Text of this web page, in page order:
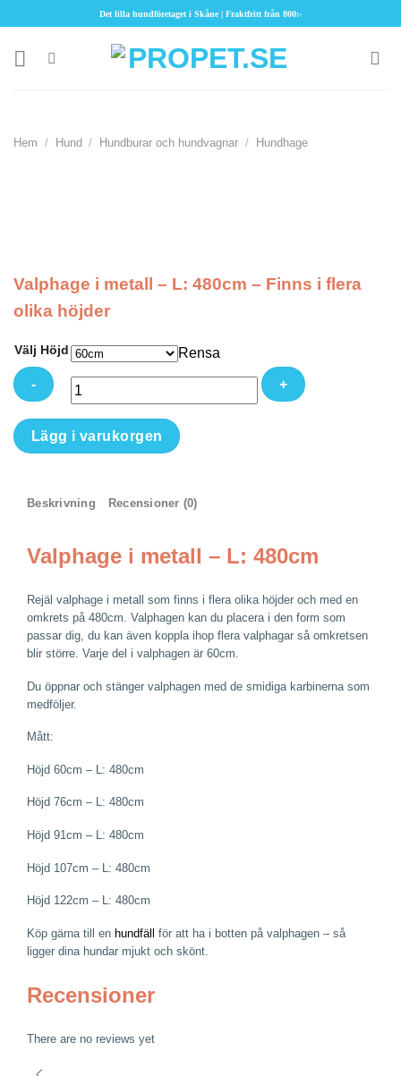
content
Det lilla hundföretaget i Skåne | Fraktfritt från 800:-
Hem / Hund / Hundburar och hundvagnar / Hundhage
Valphage i metall – L: 480cm – Finns i flera
olika höjder
Välj Höjd Rensa
Valphage
i
flera
olika
höjder
Lägg i varukorgen
Beskrivning Recensioner (0)
Valphage i metall – L: 480cm
Rejäl valphage i metall som finns i flera olika höjder och med en
omkrets på 480cm. Valphagen kan du placera i den form som
passar dig, du kan även koppla ihop flera valphagar så omkretsen
blir större. Varje del i valphagen är 60cm.
Du öppnar och stänger valphagen med de smidiga karbinerna som
medföljer.
Mått:
Höjd 60cm – L: 480cm
Höjd 76cm – L: 480cm
Höjd 91cm – L: 480cm
Höjd 107cm – L: 480cm
Höjd 122cm – L: 480cm
Köp gärna till en hundfäll
för att ha i botten på valphagen – så
ligger dina hundar mjukt och skönt.
Recensioner
There are no reviews yet